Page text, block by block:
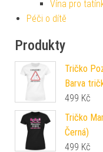
Vína pro
Péči o dítě
Produkty
Tričko
Barva
499 Kč
Tričko
Černá)
499 Kč